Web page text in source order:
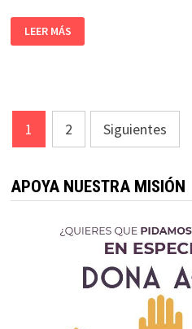
LEER MÁS
Paginación
de
entradas
1 2 Siguientes
APOYA NUESTRA MISIÓN